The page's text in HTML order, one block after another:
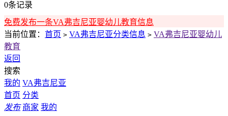
0条记录
免费发布一条VA弗吉尼亚婴幼儿教育信息
当前位置： 首页 > VA弗吉尼亚分类信息 > VA弗吉尼亚婴幼儿
教育
返回
搜索
我的 VA弗吉尼亚
首页 分类
发布 商家 我的